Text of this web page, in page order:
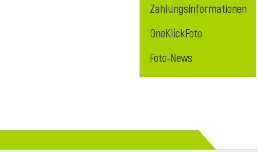
Zahlungsinformationen
OneKlickFoto
Foto-News